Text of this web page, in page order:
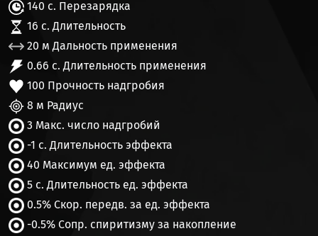
140 с. Перезарядка
16 с. Длительность
20 м Дальность применения
0.66 с. Длительность применения
100 Прочность надгробия
8 м Радиус
3 Макс. число надгробий
-1 с. Длительность эффекта
40 Максимум ед. эффекта
5 с. Длительность ед. эффекта
0.5% Скор. передв. за ед. эффекта
-0.5% Сопр. спиритизму за накопление